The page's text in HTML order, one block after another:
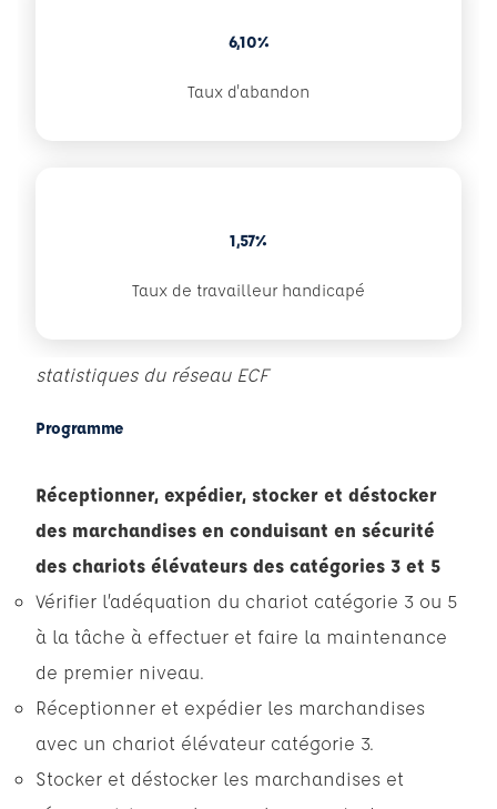
6,10%
Taux d'abandon
1,57%
Taux de travailleur handicapé
statistiques du réseau ECF
Programme
Réceptionner, expédier, stocker et déstocker
des marchandises en conduisant en sécurité
des chariots élévateurs des catégories 3 et 5
Vérifier l’adéquation du chariot catégorie 3 ou 5
à la tâche à effectuer et faire la maintenance
de premier niveau.
Réceptionner et expédier les marchandises
avec un chariot élévateur catégorie 3.
Stocker et déstocker les marchandises et